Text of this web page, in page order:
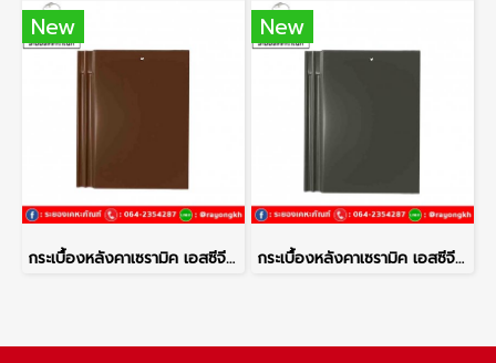
New
กระเบื้องหลังคาเซรามิค เอสซีจี รุ่นเอ็กซ์เซลล่า โมเดิร์น สีคอปเปอร์บราวน์
New
กระเบื้องหลังคาเซรามิค เอสซีจี รุ่นเอ็กซ์เซลล่า โมเดิร์น สีซิลเวอร์เกรย์